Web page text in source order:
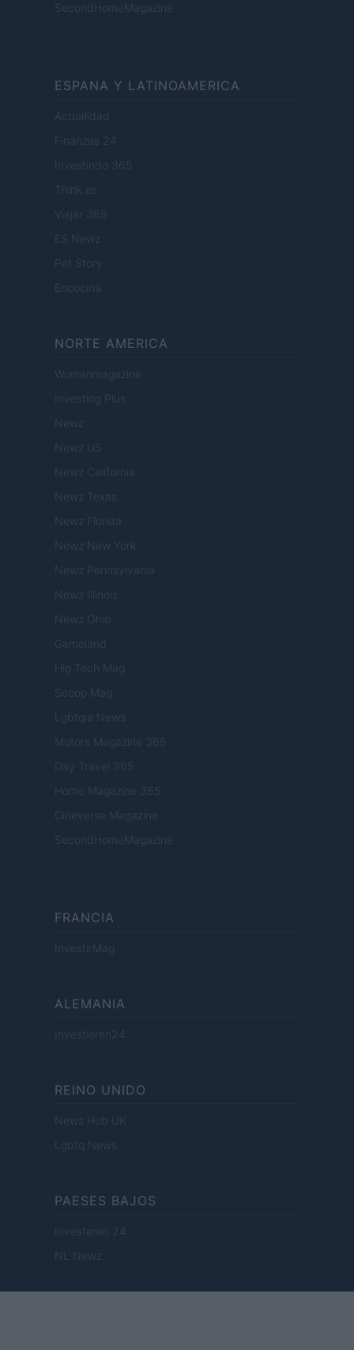
SecondHomeMagazine
ESPANA Y LATINOAMERICA
Actualidad
Finanzas 24
Investindo 365
Think.es
Viajar 365
ES Newz
Pet Story
Encocina
NORTE AMERICA
Womanmagazine
Investing Plus
Newz
Newz US
Newz California
Newz Texas
Newz Florida
Newz New York
Newz Pennsylvania
Newz Illinois
Newz Ohio
Gameland
Hig Tech Mag
Scoop Mag
Lgbtqia News
Motors Magazine 365
Day Travel 365
Home Magazine 365
Cineverse Magazine
SecondHomeMagazine
FRANCIA
InvestirMag
ALEMANIA
Investieren24
REINO UNIDO
News Hub UK
Lgbtq News
PAESES BAJOS
Investeren 24
NL Newz